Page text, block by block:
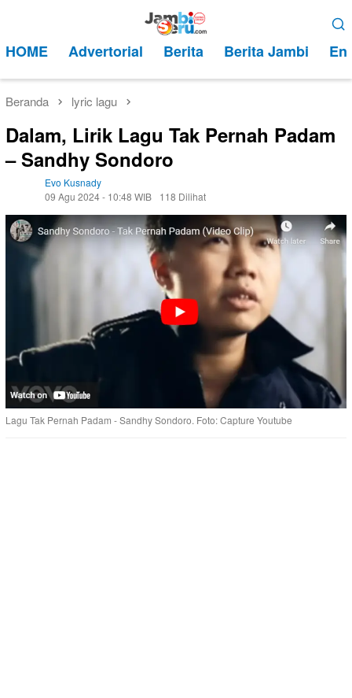
kontenMobile
HOME Advertorial Berita Berita Jambi
Beranda lyric lagu
Dalam, Lirik Lagu Tak Pernah Padam
– Sandhy Sondoro
Evo Kusnady
09 Agu 2024 - 10:48 WIB
118 Dilihat
Lagu Tak Pernah Padam - Sandhy Sondoro. Foto: Capture Youtube